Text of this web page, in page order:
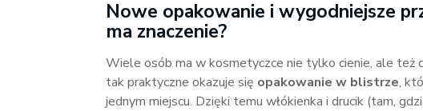
Nowe opakowanie i wygodniejsze
ma znaczenie?
Wiele osób ma w kosmetyczce nie tylko cienie, ale też
tak praktyczne okazuje się opakowanie w blistrze,
jednym miejscu. Dzięki temu włókienka i drucik (tam,